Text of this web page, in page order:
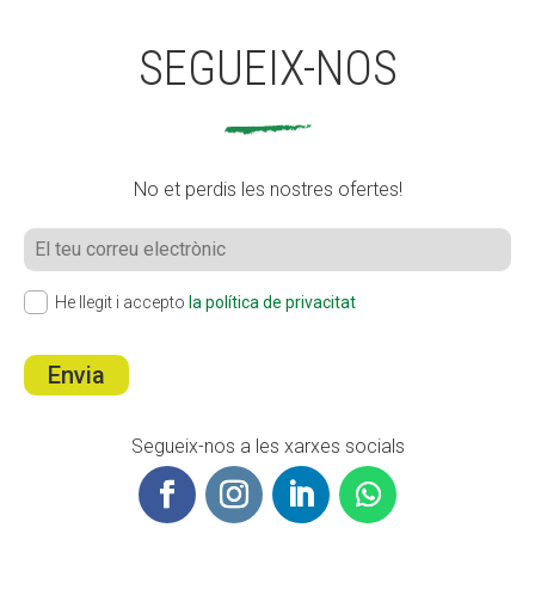
SEGUEIX-NOS
No et perdis les nostres ofertes!
He llegit i accepto la política de privacitat
Envia
Segueix-nos a les xarxes socials